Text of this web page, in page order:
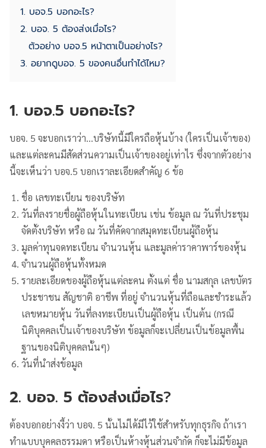
1. บอจ.5 บอกอะไร?
2. บอจ. 5 ต้องส่งเมื่อไร?
ตัวอย่าง บอจ.5 หน้าตาเป็นอย่างไร?
3. อยากดูบอจ. 5 ของคนอื่นทำได้ไหม?
1. บอจ.5 บอกอะไร?
บอจ. 5 จะบอกเราว่า…บริษัทนี้มีใครถือหุ้นบ้าง (ใครเป็นเจ้าของ)
และแต่ละคนมีสัดส่วนความเป็นเจ้าของอยู่เท่าไร ซึ่งจากตัวอย่าง
นี้จะเห็นว่า บอจ.5 บอกเราละเอียดสำคัญ 6 ข้อ
ชื่อ เลขทะเบียน ของบริษัท
วันที่ลงรายชื่อผู้ถือหุ้นในทะเบียน เช่น ข้อมูล ณ วันที่ประชุม
จัดตั้งบริษัท หรือ ณ วันที่คัดจากสมุดทะเบียนผู้ถือหุ้น
มูลค่าทุนจดทะเบียน จำนวนหุ้น และมูลค่าราคาพาร์ของหุ้น
จำนวนผู้ถือหุ้นทั้งหมด
รายละเอียดของผู้ถือหุ้นแต่ละคน ตั้งแต่ ชื่อ นามสกุล เลขบัตร
ประชาชน สัญชาติ อาชีพ ที่อยู่ จำนวนหุ้นที่ถือและชำระแล้ว
เลขหมายหุ้น วันที่ลงทะเบียนเป็นผู้ถือหุ้น เป็นต้น (กรณี
นิติบุคคลเป็นเจ้าของบริษัท ข้อมูลก็จะเปลี่ยนเป็นข้อมูลพื้น
ฐานของนิติบุคคลนั้นๆ)
วันที่นำส่งข้อมูล
2. บอจ. 5 ต้องส่งเมื่อไร?
ต้องบอกอย่างงี้ว่า บอจ. 5 นั้นไม่ได้มีไว้ใช้สำหรับทุกธุรกิจ ถ้าเรา
ทำแบบบุคคลธรรมดา หรือเป็นห้างหุ้นส่วนจำกัด ก็จะไม่มีข้อมูล